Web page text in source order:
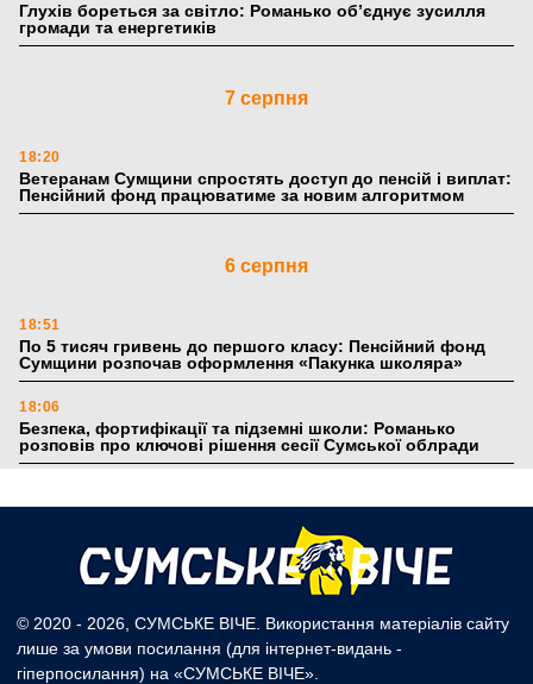
Глухів бореться за світло: Романько об’єднує зусилля
громади та енергетиків
7 серпня
18:20
Ветеранам Сумщини спростять доступ до пенсій і виплат:
Пенсійний фонд працюватиме за новим алгоритмом
6 серпня
18:51
По 5 тисяч гривень до першого класу: Пенсійний фонд
Сумщини розпочав оформлення «Пакунка школяра»
18:06
Безпека, фортифікації та підземні школи: Романько
розповів про ключові рішення сесії Сумської облради
Поки літо плавить асфальт: 5 книжкових історій із
19:27
Лікарня Святого Пантелеймона отримала апарат УЗД та
© 2020 - 2026, СУМСЬКЕ ВІЧЕ. Використання матеріалів сайту
лише за умови посилання (для інтернет-видань -
гіперпосилання) на «СУМСЬКЕ ВІЧЕ».